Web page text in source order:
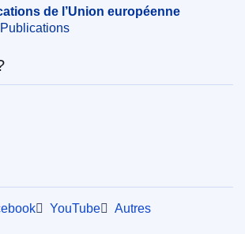
oj
3260369
de l’Union européenne
YouTube Autres